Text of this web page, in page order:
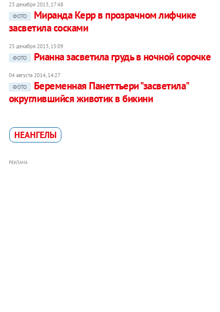
23 декабря 2013, 17:48
ФОТО
Миранда Керр в прозрачном лифчике
засветила сосками
25 декабря 2013, 15:09
ФОТО
Рианна засветила грудь в ночной сорочке
04 августа 2014, 14:27
ФОТО
Беременная Панеттьери "засветила"
округлившийся животик в бикини
НЕАНГЕЛЫ
РЕКЛАМА